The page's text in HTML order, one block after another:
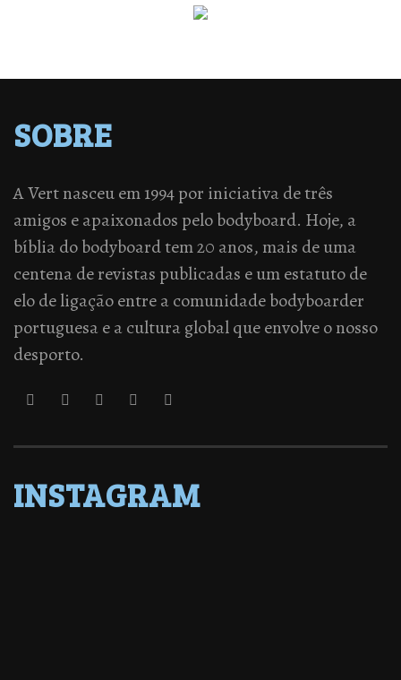
SOBRE
A Vert nasceu em 1994 por iniciativa de três
amigos e apaixonados pelo bodyboard. Hoje, a
bíblia do bodyboard tem 20 anos, mais de uma
centena de revistas publicadas e um estatuto de
elo de ligação entre a comunidade bodyboarder
portuguesa e a cultura global que envolve o nosso
desporto.
INSTAGRAM